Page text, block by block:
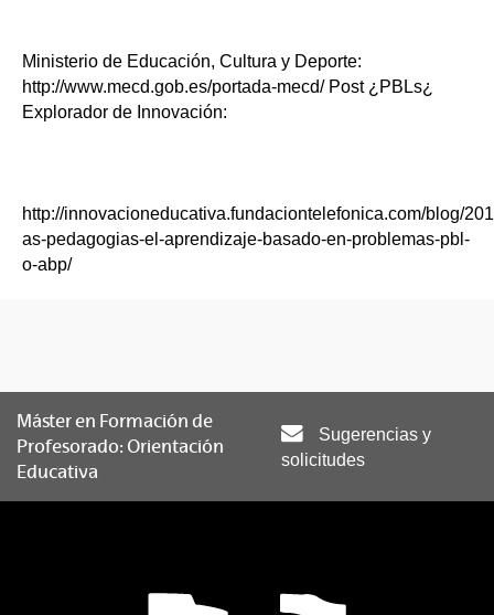
Ministerio de Educación, Cultura y Deporte:
http://www.mecd.gob.es/portada-mecd/ Post ¿PBLs¿
Explorador de Innovación:
http://innovacioneducativa.fundaciontelefonica.com/blog/
as-pedagogias-el-aprendizaje-basado-en-problemas-pbl-
o-abp/
Máster en Formación de
Profesorado: Orientación
Educativa
Sugerencias y
solicitudes